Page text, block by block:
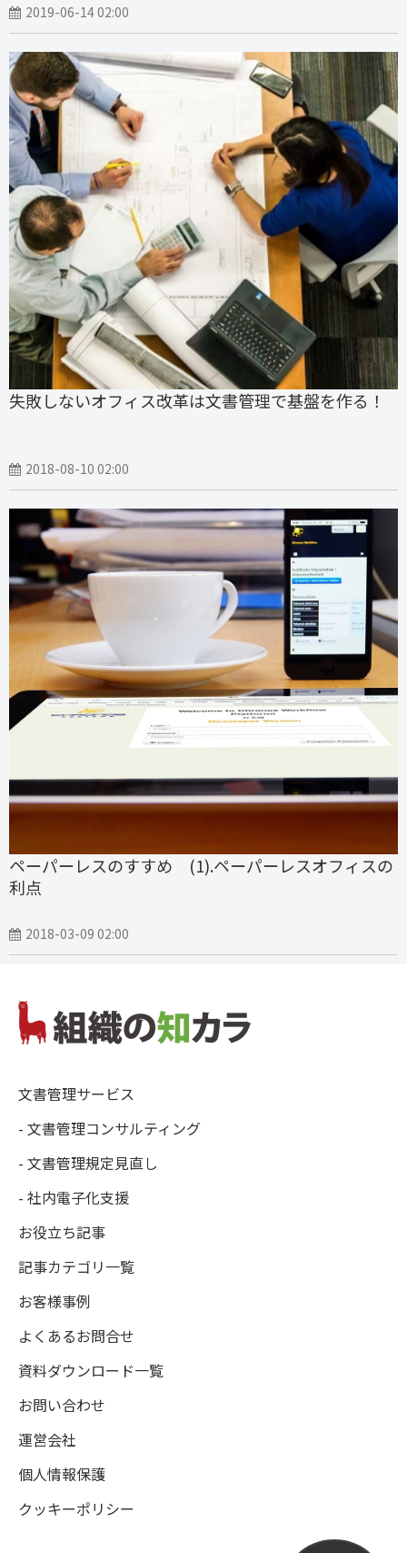
2019-06-14 02:00
失敗しないオフィス改革は文書管理で基盤を作る！
2018-08-10 02:00
ペーパーレスのすすめ (1).ペーパーレスオフィスの
利点
2018-03-09 02:00
文書管理サービス
- 文書管理コンサルティング
- 文書管理規定見直し
- 社内電子化支援
お役立ち記事
記事カテゴリ一覧
お客様事例
よくあるお問合せ
資料ダウンロード一覧
お問い合わせ
運営会社
個人情報保護
クッキーポリシー